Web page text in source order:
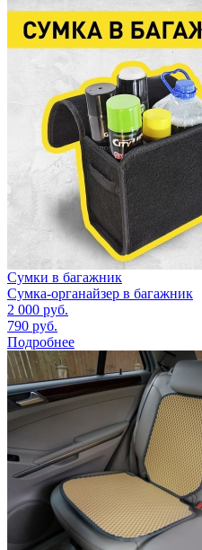
Сумки в багажник
Сумка-органайзер в багажник
2 000 руб.
790 руб.
Подробнее